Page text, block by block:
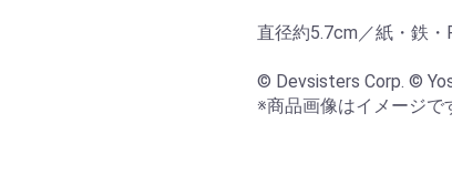
直径約5.7cm／紙・鉄・
© Devsisters Corp. ©
※商品画像はイメージで